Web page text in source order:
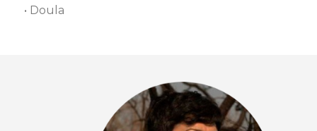
• Doula